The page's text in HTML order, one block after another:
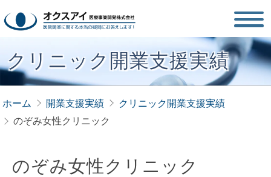
クリニック開業支援実績
ホーム 開業支援実績
クリニック開業支援実績
のぞみ女性クリニック
のぞみ女性クリニック